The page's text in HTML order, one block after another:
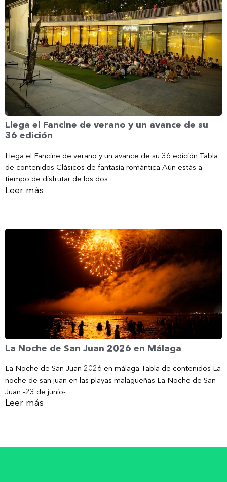
Llega el Fancine de verano y un avance de su
36 edición
Llega el Fancine de verano y un avance de su 36 edición Tabla
de contenidos Clásicos de fantasía romántica Aún estás a
tiempo de disfrutar de los dos
Leer más
La Noche de San Juan 2026 en Málaga
La Noche de San Juan 2026 en málaga Tabla de contenidos La
noche de san juan en las playas malagueñas La Noche de San
Juan -23 de junio-
Leer más